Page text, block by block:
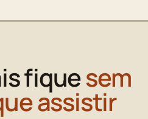
fiquesem
assistir